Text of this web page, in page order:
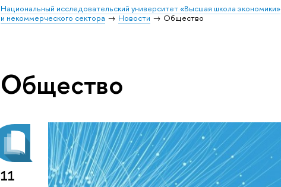
Национальный исследовательский университет «Высшая школа экономики»
и некоммерческого сектора
Новости Общество
Общество
11